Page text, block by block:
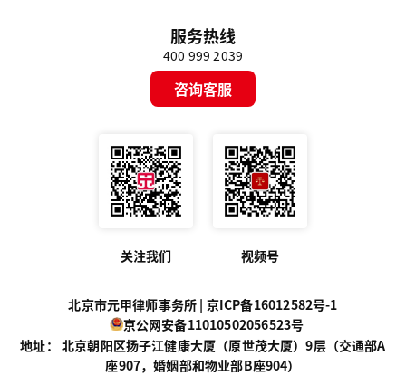
服务热线
400 999 2039
咨询客服
关注我们 视频号
北京市元甲律师事务所 | 京ICP备16012582号-1
京公网安备11010502056523号
地址： 北京朝阳区扬子江健康大厦（原世茂大厦）9层（交通部A
座907，婚姻部和物业部B座904）